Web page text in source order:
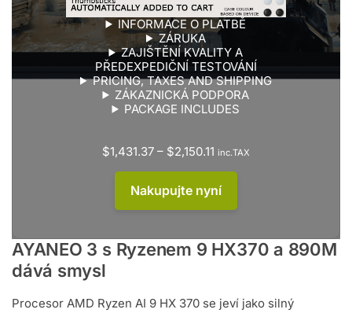
INFORMACE O PLATBĚ
ZÁRUKA
ZAJIŠTĚNÍ KVALITY A
PŘEDEXPEDIČNÍ TESTOVÁNÍ
PRICING, TAXES AND SHIPPING
ZÁKAZNICKÁ PODPORA
PACKAGE INCLUDES
$1,431.37 – $2,150.11 inc.TAX
Nakupujte nyní
AYANEO 3 s Ryzenem 9 HX370 a 890M
dává smysl
Procesor AMD Ryzen AI 9 HX 370 se jeví jako silný